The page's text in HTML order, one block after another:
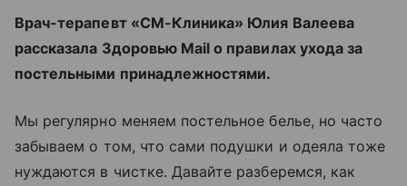
Врач-терапевт «СМ-Клиника» Юлия Валеева
рассказала Здоровью Mail о правилах ухода за
постельными принадлежностями.
Мы регулярно меняем постельное белье, но часто
забываем о том, что сами подушки и одеяла тоже
нуждаются в чистке. Давайте разберемся, как